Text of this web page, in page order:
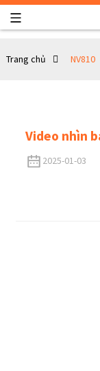
Trang chủ NV810
Video nhìn
2025-01-03